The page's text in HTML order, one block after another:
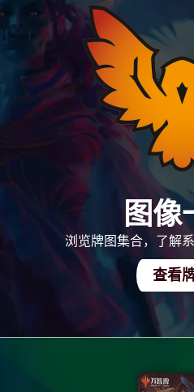
图像
浏览牌图集合，了解
查看